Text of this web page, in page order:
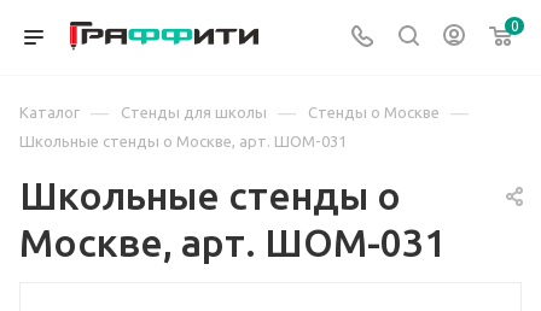
0
Каталог — Стенды для школы — Стенды о Москве —
Школьные стенды о Москве, арт. ШОМ-031
Школьные стенды о
Москве, арт. ШОМ-031